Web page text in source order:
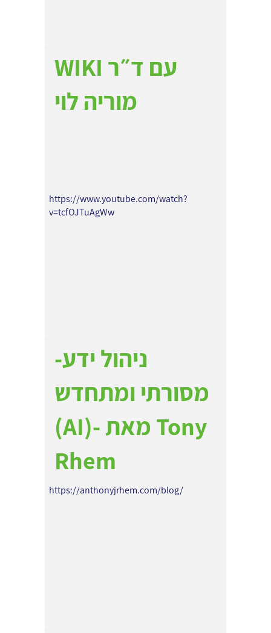
WIKI עם ד״ר
מוריה לוי
https://www.youtube.com/watch?
v=tcfOJTuAgWw
ניהול ידע-
מסורתי ומתחדש
(AI)- מאת Tony
Rhem
https://anthonyjrhem.com/blog/